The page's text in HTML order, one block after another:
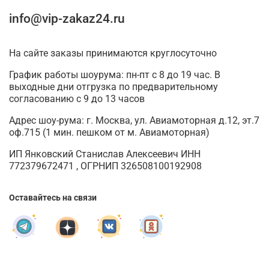
В чем помогает людям икона Николая Чудотворца?
верующих, глубоко почитающих этого святого, часто
изображаемого рядом с Иисусом Христом. Святитель Николай
Угодник является одним из самых уважаемых и любимых святых
для православных. Посвященные Николаю Чудотворцу дни – 11
мощей в Бари).
За помощью с горячей молитвой к иконе Николая Чудотворца
обращаются в самых сложных жизненных ситуациях – при
смертельной опасности, проблемах на работе. Защищает Николай
Издавна наиболее уважаем и почитаем Николай Угодник в России.
info@vip-zakaz24.ru
На сайте заказы принимаются круглосуточно
График работы шоурума: пн-пт с 8 до 19 час. В
выходные дни отгрузка по предварительному
согласованию с 9 до 13 часов
Адрес шоу-рума: г. Москва, ул. Авиамоторная д.12, эт.7
оф.715 (1 мин. пешком от м. Авиамоторная)
ИП Янковский Станислав Алексеевич ИНН
772379672471 , ОГРНИП 326508100192908
Оставайтесь на связи